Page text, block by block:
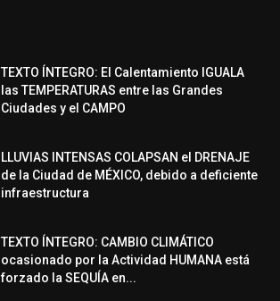
TEXTO ÍNTEGRO: El Calentamiento IGUALA
las TEMPERATURAS entre las Grandes
Ciudades y el CAMPO
LLUVIAS INTENSAS COLAPSAN el DRENAJE
de la Ciudad de MÉXICO, debido a deficiente
infraestructura
TEXTO ÍNTEGRO: CAMBIO CLIMÁTICO
ocasionado por la Actividad HUMANA está
forzado la SEQUÍA en...